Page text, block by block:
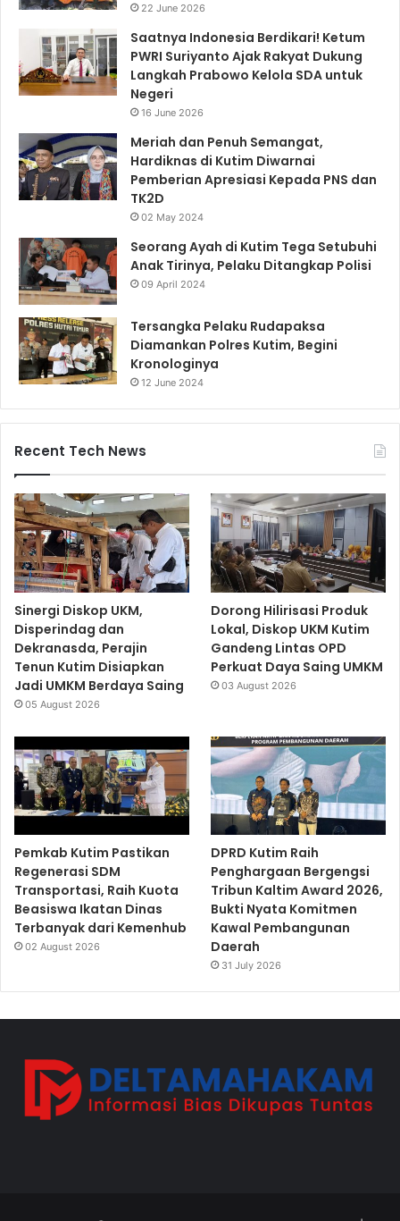
22 June 2026
Saatnya Indonesia Berdikari! Ketum
PWRI Suriyanto Ajak Rakyat Dukung
Langkah Prabowo Kelola SDA untuk
Negeri
16 June 2026
Meriah dan Penuh Semangat,
Hardiknas di Kutim Diwarnai
Pemberian Apresiasi Kepada PNS dan
TK2D
02 May 2024
Seorang Ayah di Kutim Tega Setubuhi
Anak Tirinya, Pelaku Ditangkap Polisi
09 April 2024
Tersangka Pelaku Rudapaksa
Diamankan Polres Kutim, Begini
Kronologinya
12 June 2024
Recent Tech News
Sinergi Diskop UKM,
Disperindag dan
Dekranasda, Perajin
Tenun Kutim Disiapkan
Jadi UMKM Berdaya Saing
05 August 2026
Dorong Hilirisasi Produk
Lokal, Diskop UKM Kutim
Gandeng Lintas OPD
Perkuat Daya Saing UMKM
03 August 2026
Pemkab Kutim Pastikan
Regenerasi SDM
Transportasi, Raih Kuota
Beasiswa Ikatan Dinas
Terbanyak dari Kemenhub
02 August 2026
DPRD Kutim Raih
Penghargaan Bergengsi
Tribun Kaltim Award 2026,
Bukti Nyata Komitmen
Kawal Pembangunan
Daerah
31 July 2026